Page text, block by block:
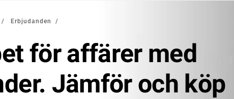
Erbjudanden
för affärer med
Jämför och köp